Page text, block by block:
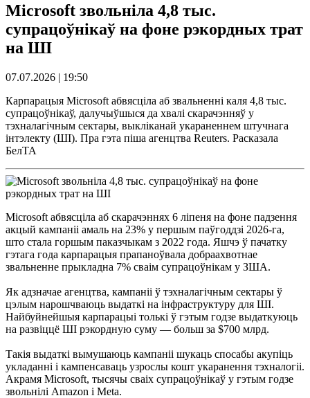
Microsoft звольніла 4,8 тыс.
супрацоўнікаў на фоне рэкордных трат
на ШІ
07.07.2026 | 19:50
Карпарацыя Microsoft абвясціла аб звальненні каля 4,8 тыс.
супрацоўнікаў, далучыўшыся да хвалі скарачэнняў у
тэхналагічным сектары, выкліканай укараненнем штучнага
інтэлекту (ШІ). Пра гэта піша агенцтва Reuters. Расказала
БелТА
Microsoft абвясціла аб скарачэннях 6 ліпеня на фоне падзення
акцый кампаніі амаль на 23% у першым паўгоддзі 2026-га,
што стала горшым паказчыкам з 2022 года. Яшчэ ў пачатку
гэтага года карпарацыя прапаноўвала добраахвотнае
звальненне прыкладна 7% сваім супрацоўнікам у ЗША.
Як адзначае агенцтва, кампаніі ў тэхналагічным сектары ў
цэлым нарошчваюць выдаткі на інфраструктуру для ШІ.
Найбуйнейшыя карпарацыі толькі ў гэтым годзе выдаткуюць
на развіццё ШІ рэкордную суму — больш за $700 млрд.
Такія выдаткі вымушаюць кампаніі шукаць спосабы акупіць
укладанні і кампенсаваць узрослы кошт укаранення тэхналогіі.
Акрамя Microsoft, тысячы сваіх супрацоўнікаў у гэтым годзе
звольнілі Amazon і Meta.